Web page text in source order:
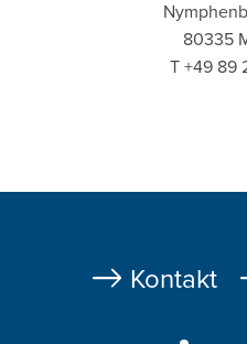
80335
T +49 89
Fußzeile
Kontakt